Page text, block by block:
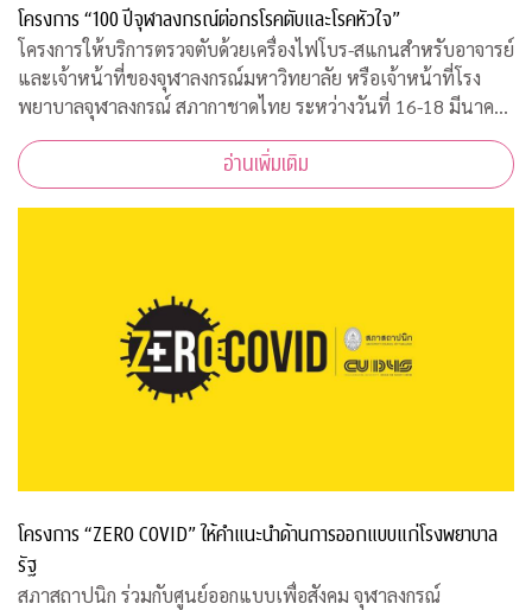
โครงการ “100 ปีจุฬาลงกรณ์ต่อกรโรคตับและโรคหัวใจ”
โครงการให้บริการตรวจตับด้วยเครื่องไฟโบร-สแกนสำหรับอาจารย์
และเจ้าหน้าที่ของจุฬาลงกรณ์มหาวิทยาลัย หรือเจ้าหน้าที่โรง
พยาบาลจุฬาลงกรณ์ สภากาชาดไทย ระหว่างวันที่ 16-18 มีนาคม
2563 เวลา 08.00-15.00 ณ ฝ่ายธนาคารเลือด ชั้น 3B อาคารภูมิสิ
ริมังคลานุสรณ์ รพ.จุฬาลงกรอ่านเพิ่มเติม
โครงการ “ZERO COVID” ให้คำแนะนำด้านการออกแบบแก่โรงพยาบาล
รัฐ
สภาสถาปนิก ร่วมกับศูนย์ออกแบบเพื่อสังคม จุฬาลงกรณ์